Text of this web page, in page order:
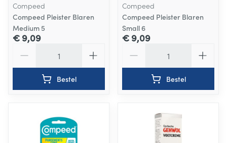
Compeed
Compeed Pleister Blaren
Medium 5
€ 9,09
Bestel
Compeed
Compeed Pleister Blaren
Small 6
€ 9,09
Bestel